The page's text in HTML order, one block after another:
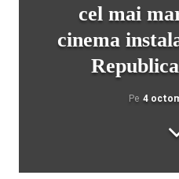
cel mai
cinema
Pe 4